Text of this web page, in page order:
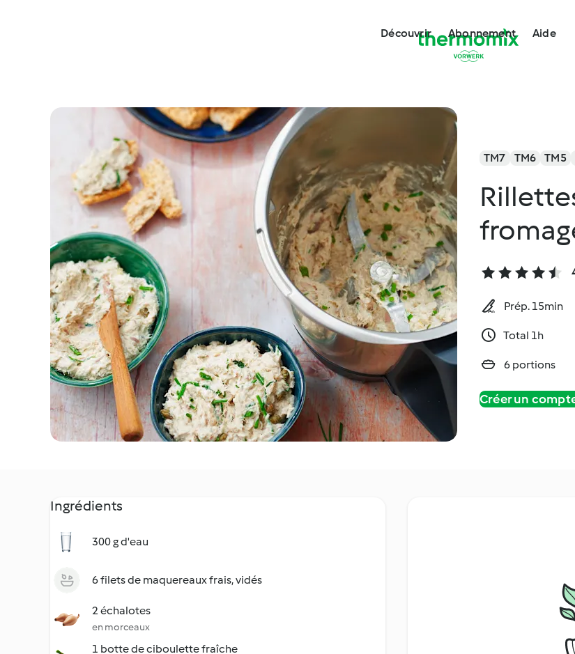
Découvrir Abonnement Aide
TM7 TM6 TM5
Prép. 15min
Total 1h
6 portions
Créer un
Ingrédients
300 g d'eau
6 filets de maquereaux frais, vidés
2 échalotes
en morceaux
1 botte de ciboulette fraîche